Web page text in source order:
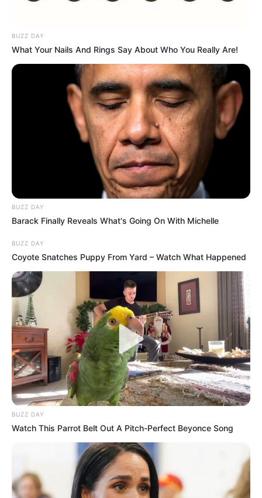
BUZZ DAY
What Your Nails And Rings Say About Who You Really Are!
BUZZ DAY
Barack Finally Reveals What's Going On With Michelle
BUZZ DAY
Coyote Snatches Puppy From Yard – Watch What Happened
BUZZ DAY
Watch This Parrot Belt Out A Pitch-Perfect Beyonce Song